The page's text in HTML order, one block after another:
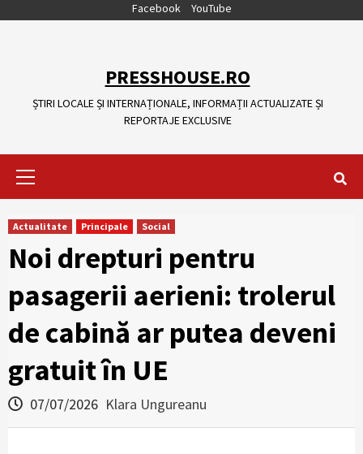
Facebook YouTube
PRESSHOUSE.RO
ȘTIRI LOCALE ȘI INTERNAȚIONALE, INFORMAȚII ACTUALIZATE ȘI
REPORTAJE EXCLUSIVE
Actualitate Principale Social
Noi drepturi pentru
pasagerii aerieni: trolerul
de cabină ar putea deveni
gratuit în UE
07/07/2026 Klara Ungureanu